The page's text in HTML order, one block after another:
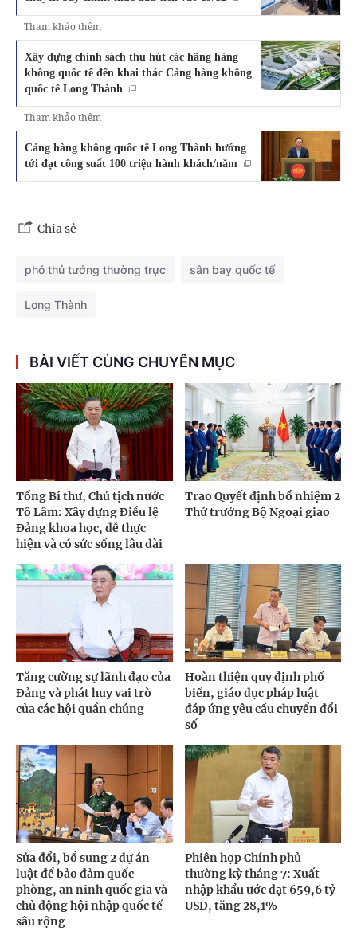
Tham khảo thêm
Xây dựng chính sách thu hút các hãng hàng
không quốc tế đến khai thác Cảng hàng không
quốc tế Long Thành
Tham khảo thêm
Cảng hàng không quốc tế Long Thành hướng
tới đạt công suất 100 triệu hành khách/năm
Chia sẻ
phó thủ tướng thường trực sân bay quốc tế
Long Thành
BÀI VIẾT CÙNG CHUYÊN MỤC
Tổng Bí thư, Chủ tịch nước
Tô Lâm: Xây dựng Điều lệ
Đảng khoa học, dễ thực
hiện và có sức sống lâu dài
Trao Quyết định bổ nhiệm 2
Thứ trưởng Bộ Ngoại giao
Tăng cường sự lãnh đạo của
Đảng và phát huy vai trò
của các hội quần chúng
Hoàn thiện quy định phổ
biến, giáo dục pháp luật
đáp ứng yêu cầu chuyển đổi
số
Sửa đổi, bổ sung 2 dự án
luật để bảo đảm quốc
phòng, an ninh quốc gia và
chủ động hội nhập quốc tế
sâu rộng
Phiên họp Chính phủ
thường kỳ tháng 7: Xuất
nhập khẩu ước đạt 659,6 tỷ
USD, tăng 28,1%